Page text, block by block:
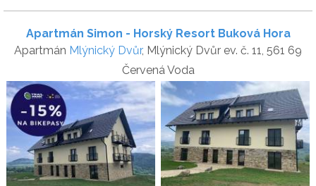
Apartmán Simon - Horský Resort Buková Hora
Apartmán Mlýnický Dvůr, Mlýnický Dvůr ev. č. 11, 561 69
Červená Voda